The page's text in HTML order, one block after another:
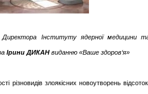
Директора Інституту ядерної медицини
Ірини ДИКАН виданню «Ваше здоров‘я»
різновидів злоякісних новоутворень